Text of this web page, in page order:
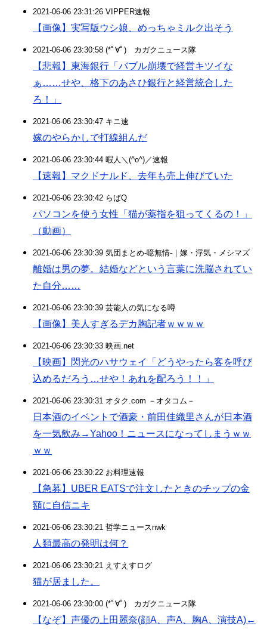
2021-06-06 23:31:26 VIPPER速報
【画像】実写版ウシ娘、めっちゃミルク出そう
2021-06-06 23:30:58 (*ﾟ∀ﾟ)ゞカガクニュース隊
【悲報】東海銀行「バブル崩壊で経営キツイな
ぁ……せや、格下のあさひ銀行と経営統合した
ろ！」
2021-06-06 23:30:47 キニ速
嫁のやらかしで打線組んだ
2021-06-06 23:30:44 暇人＼(^o^)／速報
【速報】マクドナルド、去年も売上伸びていた
2021-06-06 23:30:42 らばQ
パソコンを使う女性「猫が薬指を狙ってくるの！」
（動画）
2021-06-06 23:30:39 気団まとめ-噫無情-｜嫁・浮気・メシマズ
離婚は男の夢。結婚などという言葉に洗脳されてい
た自分……
2021-06-06 23:30:39 芸能人の気になる噂
【画像】美人すぎるデカ胸記者ｗｗｗｗ
2021-06-06 23:30:33 映画.net
【映画】閃光のハサウェイ「どうやったら客を呼び
込めるだろう…せや！あれを配ろう！！」
2021-06-06 23:30:31 オタク.com －オタコム－
日本酒のイベントで酒豪・前田佳織里さんが日本酒
を一気飲み→Yahoo！ニュースになってしまうｗｗ
ｗｗ
2021-06-06 23:30:22 お料理速報
【急募】UBER EATSで注文したときのチップの金
額に自信ニキ
2021-06-06 23:30:21 哲学ニュースnwk
人類最高の発明は何？
2021-06-06 23:30:21 えすえすログ
猫が居ました。
2021-06-06 23:30:00 (*ﾟ∀ﾟ)ゞカガクニュース隊
【なぞ】声優の上田麗奈(顔A、声A、胸A、演技A)←